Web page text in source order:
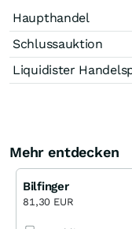
Haupthandel
Schlussauktion
Liquidister
Mehr entdecken
Bilfinger
81,30 EUR